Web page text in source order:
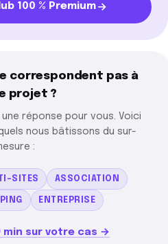
100 % Premium
correspondent pas à
projet ?
réponse pour vous. Voici
nous bâtissons du sur-
:
SITES ASSOCIATION
ENTREPRISE
min sur votre cas →